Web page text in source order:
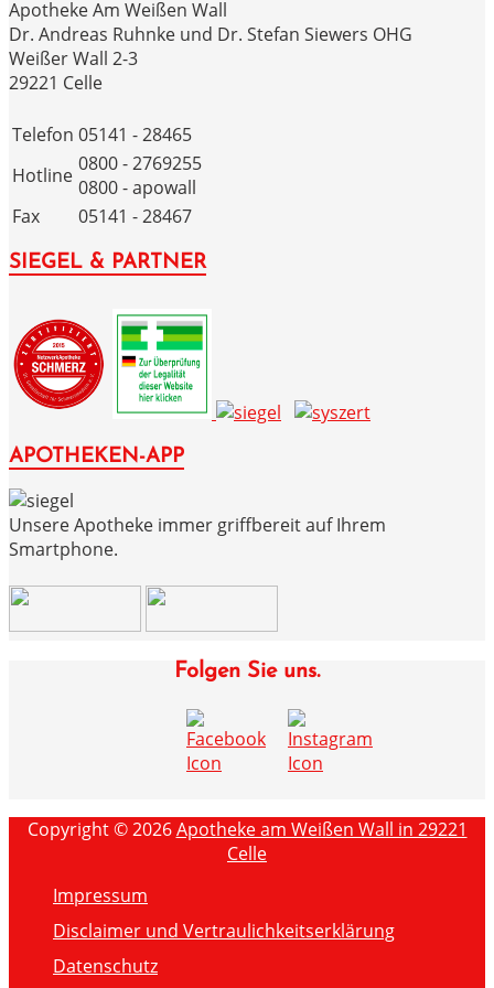
Apotheke Am Weißen Wall
Dr. Andreas Ruhnke und Dr. Stefan Siewers OHG
Weißer Wall 2-3
29221 Celle
Telefon 05141 - 28465
Hotline 0800 - 2769255
0800 - apowall
Fax
05141 - 28467
SIEGEL & PARTNER
APOTHEKEN-APP
Unsere Apotheke immer griffbereit auf Ihrem
Smartphone.
Folgen Sie uns.
Copyright © 2026Apotheke am Weißen Wall in 29221
Celle
Impressum
Disclaimer und Vertraulichkeitserklärung
Datenschutz